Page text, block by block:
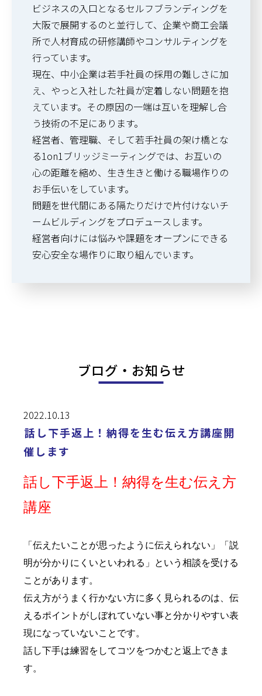
ビジネスの入口となるセルフブランディングを
大阪で展開するのと並行して、企業や商工会議
所で人材育成の研修講師やコンサルティングを
行っています。
現在、中小企業は若手社員の採用の難しさに加
え、やっと入社した社員が定着しない問題を抱
えています。その原因の一端は互いを理解し合
う技術の不足にあります。
経営者、管理職、そして若手社員の架け橋とな
る1on1ブリッジミーティングでは、お互いの
心の距離を縮め、生き生きと働ける職場作りの
お手伝いをしています。
問題を世代間にある隔たりだけで片付けないチ
ームビルディングをプロデュースします。
経営者向けには悩みや課題をオープンにできる
安心安全な場作りに取り組んでいます。
ブログ・お知らせ
2022.10.13
話し下手返上！納得を生む伝え方講座開
催します
話し下手返上！納得を生む伝え方
講座
「伝えたいことが思ったように伝えられない」「説
明が分かりにくいといわれる」という相談を受ける
ことがあります。
伝え方がうまく行かない方に多く見られるのは、伝
えるポイントがしぼれていない事と分かりやすい表
現になっていないことです。
話し下手は練習をしてコツをつかむと返上できま
す。